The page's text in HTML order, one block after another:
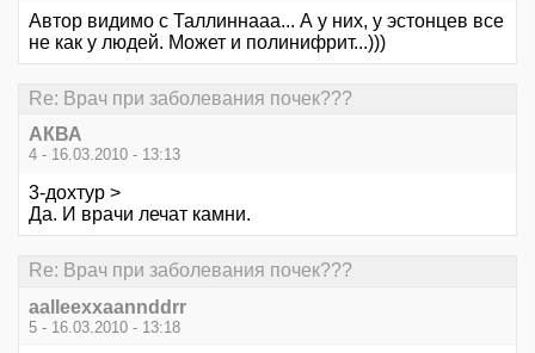
Автор видимо с Таллиннааа... А у них, у эстонцев все
не как у людей. Может и полинифрит...)))
Re: Врач при заболевания почек???
АКВА
4 - 16.03.2010 - 13:13
3-дохтур >
Да. И врачи лечат камни.
Re: Врач при заболевания почек???
aalleexxaannddrr
5 - 16.03.2010 - 13:18